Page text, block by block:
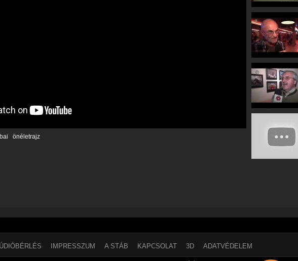
önéletrajz
IMPRESSZUM A STÁB KAPCSOLAT 3D ADATVÉDELEM